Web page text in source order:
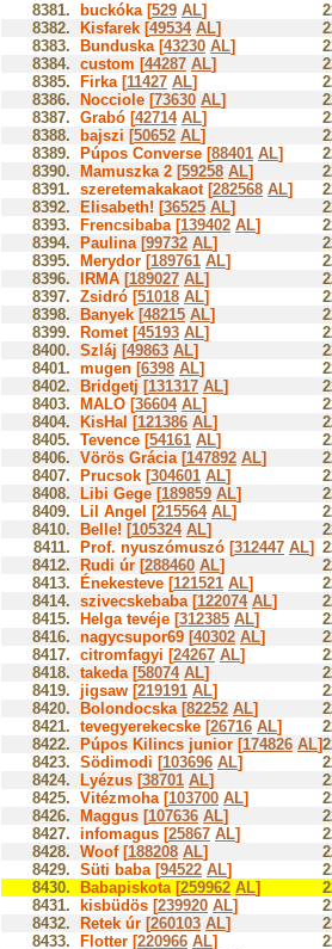
8381. buckóka [529 AL]
8382.
Kisfarek [49534 AL]
8383.
Bunduska [43230 AL]
8384. custom [44287 AL]
8385.
Firka [11427 AL]
8386.
Nocciole [73630 AL]
8387. Grabó [42714 AL]
8388.
bajszi [50652 AL]
8389.
Púpos Converse [88401 AL]
8390.
Mamuszka 2 [59258 AL]
8391. szeretemakakaot [282568 AL]
8392.
Elisabeth! [36525 AL]
8393.
Frencsibaba [139402 AL]
8394.
Paulina [99732 AL]
8395.
Merydor [189761 AL]
8396.
IRMA [189027 AL]
8397. Zsidró [51018 AL]
8398.
Banyek [48215 AL]
8399.
Romet [45193 AL]
8400. Szláj [49863 AL]
8401. mugen [6398 AL]
8402.
Bridgetj [131317 AL]
8403.
MALO [36604 AL]
8404.
KisHal [121386 AL]
8405. Tevence [54161 AL]
8406. Vörös Grácia [147892 AL]
8407.
Prucsok [304601 AL]
8408.
Libi Gege [189859 AL]
8409.
Lil Angel [215564 AL]
8410.
Belle! [105324 AL]
8411.
Prof. nyuszómuszó [312447 AL]
8412.
Rudi úr [288460 AL]
8413.
Énekesteve [121521 AL]
8414. szivecskebaba [122074 AL]
8415.
Helga tevéje [312385 AL]
8416. nagycsupor69 [40302 AL]
8417. citromfagyi [24267 AL]
8418. takeda [58074 AL]
8419. jigsaw [219191 AL]
8420.
Bolondocska [82252 AL]
8421. tevegyerekecske [26716 AL]
8422.
Púpos Kilincs junior [174826 AL]
8423. Södimodi [103696 AL]
8424.
Lyézus [38701 AL]
8425. Vitézmoha [103700 AL]
8426.
Maggus [107636 AL]
8427. infomagus [25867 AL]
8428. Woof [188208 AL]
8429. Süti baba [94522 AL]
8430.
Babapiskota [259962 AL]
8431.
kisbüdös [239920 AL]
8432.
Retek úr [260103 AL]
8433.
Flotter [220966 AL]